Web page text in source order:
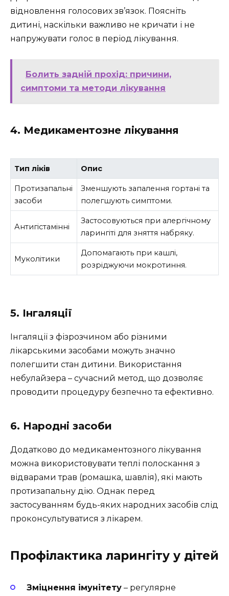
відновлення голосових зв’язок. Поясніть
дитині, наскільки важливо не кричати і не
напружувати голос в період лікування.
Болить задній прохід: причини,
симптоми та методи лікування
4. Медикаментозне лікування
Тип ліків Опис
Протизапальні
засоби
Зменшують запалення гортані та
полегшують симптоми.
Антигістамінні
Застосовуються при алергічному
ларингіті для зняття набряку.
Муколітики
Допомагають при кашлі,
розріджуючи мокротиння.
5. Інгаляції
Інгаляції з фізрозчином або різними
лікарськими засобами можуть значно
полегшити стан дитини. Використання
небулайзера – сучасний метод, що дозволяє
проводити процедуру безпечно та ефективно.
6. Народні засоби
Додатково до медикаментозного лікування
можна використовувати теплі полоскання з
відварами трав (ромашка, шавлія), які мають
протизапальну дію. Однак перед
застосуванням будь-яких народних засобів слід
проконсультуватися з лікарем.
Профілактика ларингіту у дітей
Зміцнення імунітету – регулярне